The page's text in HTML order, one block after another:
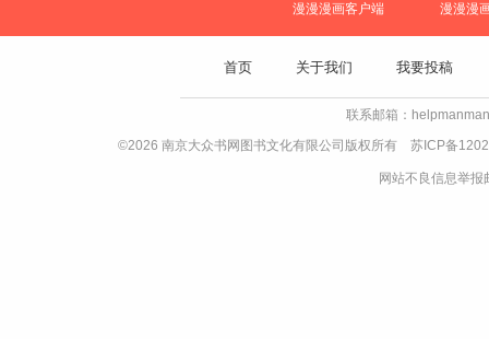
漫漫漫画客户端 漫漫漫
首页 关于我们 我要投稿
联系邮箱：
©2026 南京大众书网图书文化有限公司版权所有 苏ICP备
网站不良信息举